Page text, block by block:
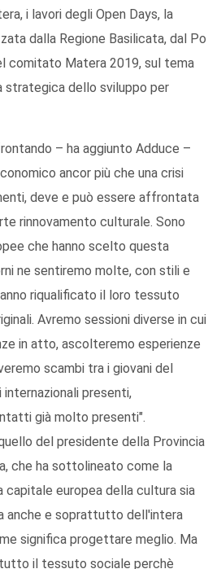
i lavori degli Open Days, la
dalla Regione Basilicata, dal Po
comitato Matera 2019, sul tema
strategica dello sviluppo per
– ha aggiunto Adduce –
ancor più che una crisi
deve e può essere affrontata
rinnovamento culturale. Sono
che hanno scelto questa
ne sentiremo molte, con stili e
riqualificato il loro tessuto
Avremo sessioni diverse in cui
in atto, ascolteremo esperienze
scambi tra i giovani del
presenti,
già molto presenti".
del presidente della Provincia
che ha sottolineato come la
capitale europea della cultura sia
anche e soprattutto dell'intera
significa progettare meglio. Ma
il tessuto sociale perchè